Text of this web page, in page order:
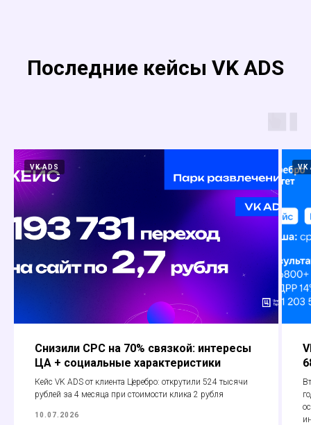
Последние кейсы VK ADS
VK ADS
Снизили CPC на 70% связкой: интересы
ЦА + социальные характеристики
Кейс VK ADS от клиента Церебро: открутили 524 тысячи
рублей за 4 месяца при стоимости клика 2 рубля
10.07.2026
VK